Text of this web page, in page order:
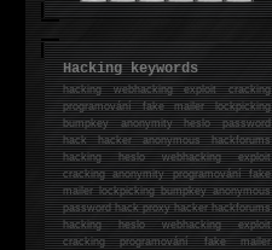
Hacking keywords
hackingwebhacking exploit cracking
programování fake mailer lockpicking
bumpkey anonymity heslo password
hackhacker anonymous hackforums
hackingheslo webhacking exploit
cracking anonymity programování fake
mailer lockpicking bumpkey anonymous
password hack proxy hacker hackforums
hacking heslo webhacking exploit
cracking programování fake mailer